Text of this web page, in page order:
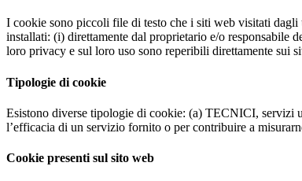
I cookie sono piccoli file di testo che i siti web visitati dagli
installati: (i) direttamente dal proprietario e/o responsabile
loro privacy e sul loro uso sono reperibili direttamente sui
Tipologie di cookie
Esistono diverse tipologie di cookie: (a) TECNICI, servizi
l’efficacia di un servizio fornito o per contribuire a
Cookie presenti sul sito web